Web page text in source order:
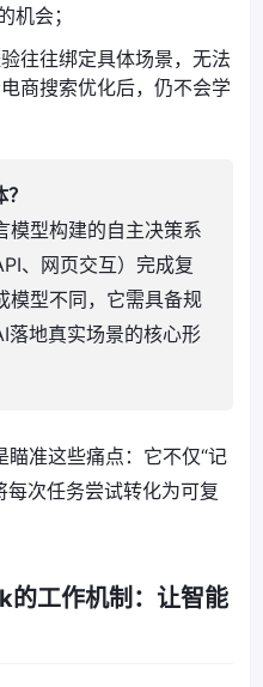
机会；
往往绑定具体场景，无法
商搜索优化后，仍不会学
模型构建的自主决策系
、网页交互）完成复
模型不同，它需具备规
落地真实场景的核心形
准这些痛点：它不仅“记
每次任务尝试转化为可复
工作机制：让智能